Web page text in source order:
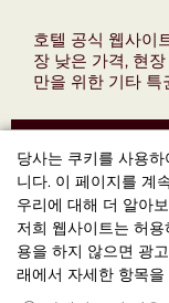
호텔 공식 웹사이
장 낮은 가격, 현
만을 위한 기타 특
부티크 호텔
당사는 쿠키를 사용
니다. 이 페이지를 계
우리에 대해 더 알아
저희 웹사이트는 허
용을 하지 않으면 광
래에서 자세한 항목